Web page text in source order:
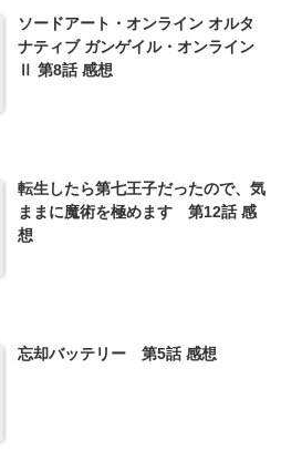
ソードアート・オンライン オルタ
ナティブ ガンゲイル・オンライン
Ⅱ 第8話 感想
転生したら第七王子だったので、気
ままに魔術を極めます 第12話 感
想
忘却バッテリー 第5話 感想